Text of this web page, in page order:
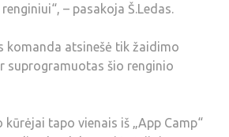
– pasakoja Š.Ledas.
komanda atsinešė tik žaidimo
suprogramuotas šio renginio
kūrėjai tapo vienais iš „App Camp“